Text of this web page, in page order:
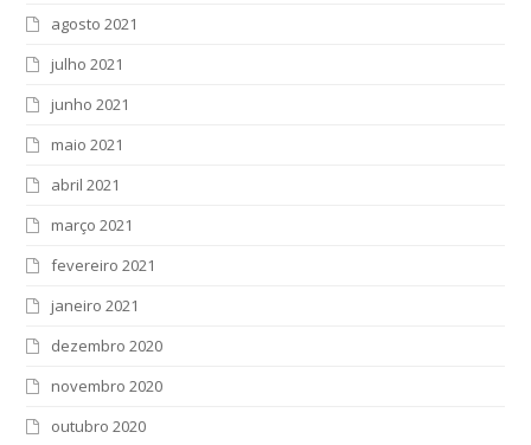
agosto 2021
julho 2021
junho 2021
maio 2021
abril 2021
março 2021
fevereiro 2021
janeiro 2021
dezembro 2020
novembro 2020
outubro 2020